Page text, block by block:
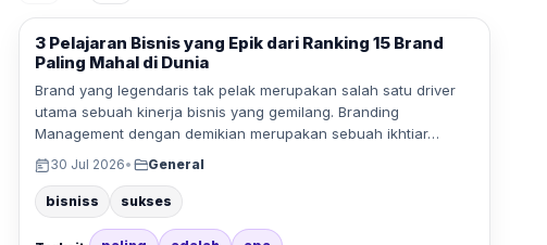
3 Pelajaran Bisnis yang Epik dari Ranking 15 Brand
Paling Mahal di Dunia
Brand yang legendaris tak pelak merupakan salah satu driver
utama sebuah kinerja bisnis yang gemilang. Branding
Management dengan demikian merupakan sebuah ikhtiar…
30 Jul 2026• General
bisniss sukses